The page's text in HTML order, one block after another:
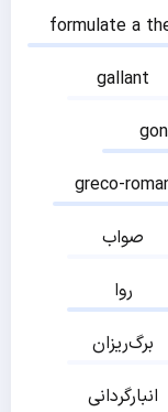
formulate a
gallant
greco-
صواب
روا
برگ‌ریزان
انبارگردانی